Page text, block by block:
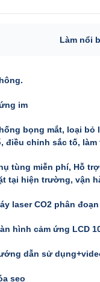
Làm nổi
im
bọng mắt, loại bỏ
điều chỉnh sắc tố, làm
tùng miễn phí, Hỗ
tại hiện trường, vận
laser CO2 phân đoạn
hình cảm ứng LCD
dẫn sử
sẹo